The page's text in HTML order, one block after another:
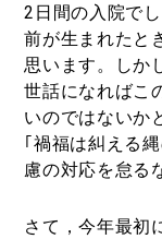
2日間の入院で
前が生まれたと
思います。しか
世話になればこ
いのではないか
｢禍福は糾える
慮の対応を怠る
さて，今年最初